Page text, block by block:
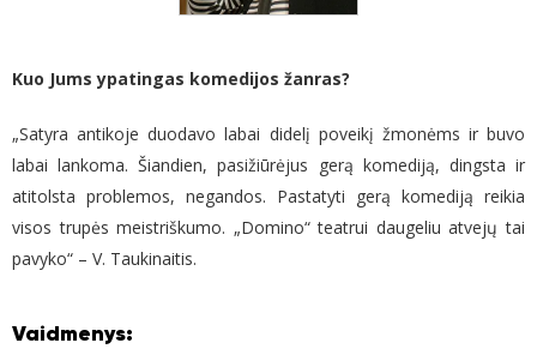
Kuo Jums ypatingas komedijos žanras?
„Satyra antikoje duodavo labai didelį poveikį žmonėms ir buvo
labai lankoma. Šiandien, pasižiūrėjus gerą komediją, dingsta ir
atitolsta problemos, negandos. Pastatyti gerą komediją reikia
visos trupės meistriškumo. „Domino“ teatrui daugeliu atvejų tai
pavyko“ – V. Taukinaitis.
Vaidmenys: